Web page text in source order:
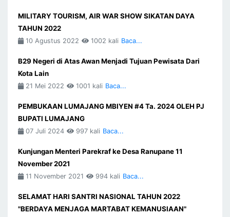
MILITARY TOURISM, AIR WAR SHOW SIKATAN DAYA
TAHUN 2022
10 Agustus 2022 1002 kali Baca...
B29 Negeri di Atas Awan Menjadi Tujuan Pewisata Dari
Kota Lain
21 Mei 2022 1001 kali Baca...
PEMBUKAAN LUMAJANG MBIYEN #4 Ta. 2024 OLEH PJ
BUPATI LUMAJANG
07 Juli 2024 997 kali Baca...
Kunjungan Menteri Parekraf ke Desa Ranupane 11
November 2021
11 November 2021 994 kali Baca...
SELAMAT HARI SANTRI NASIONAL TAHUN 2022
"BERDAYA MENJAGA MARTABAT KEMANUSIAAN"